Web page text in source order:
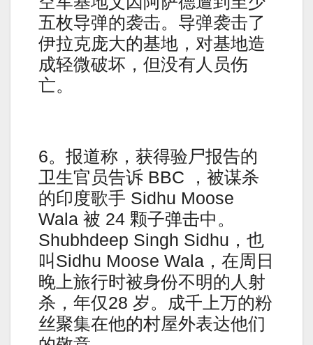
五枚导弹的袭击。导弹袭击了
伊拉克庞大的基地，对基地造
成轻微破坏，但没有人员伤
亡。
6。报道称，获得验尸报告的
卫生官员告诉 BBC ，被谋杀
的印度歌手 Sidhu Moose
Wala 被 24 颗子弹击中。
Shubhdeep Singh Sidhu，也
叫Sidhu Moose Wala，在周日
晚上旅行时被身份不明的人射
杀，年仅28 岁。成千上万的粉
丝聚集在他的村屋外表达他们